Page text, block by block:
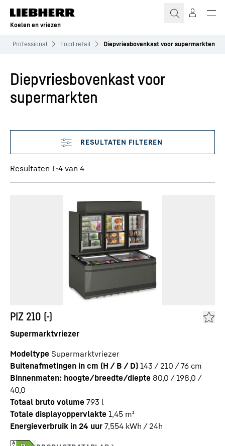
Koelen en vriezen
Professional Food retail Diepvriesbovenkast voor supermarkten
Diepvriesbovenkast voor
supermarkten
Filter overslaan
Resultaten 1-4 van 4
PIZ 210 (-)
Supermarktvriezer
Modeltype Supermarktvriezer
Buitenafmetingen in cm (H / B / D) 143 / 210 / 76 cm
Binnenmaten: hoogte/breedte/diepte 80,0 / 198,0 /
40,0
Totaal bruto volume 793 l
Totale displayoppervlakte 1,45 m²
Energieverbruik in 24 uur 7,554 kWh / 24h